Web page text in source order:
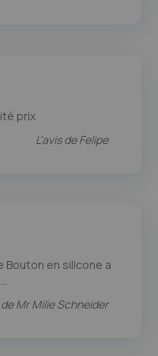
prix
L'avis deFelipe
Bouton en silicone a
deMr Milie Schneider